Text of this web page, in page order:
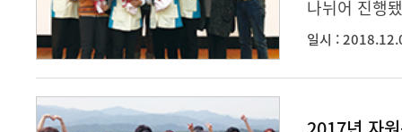
나뉘어 진행
일시 :